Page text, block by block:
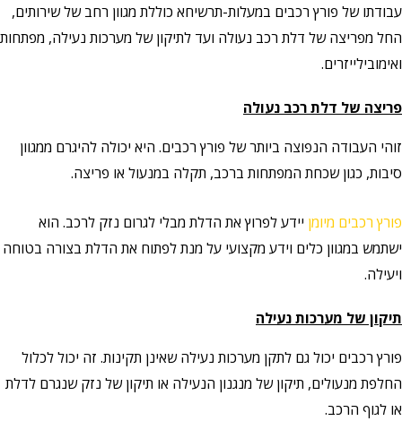
עבודתו של פורץ רכבים במעלות-תרשיחא כוללת מגוון רחב של שירותים,
החל מפריצה של דלת רכב נעולה ועד לתיקון של מערכות נעילה, מפתחות
ואימובילייזרים.
פריצה של דלת רכב נעולה
זוהי העבודה הנפוצה ביותר של פורץ רכבים. היא יכולה להיגרם ממגוון
סיבות, כגון שכחת המפתחות ברכב, תקלה במנעול או פריצה.
פורץ רכבים מיומן יידע לפרוץ את הדלת מבלי לגרום נזק לרכב. הוא
ישתמש במגוון כלים וידע מקצועי על מנת לפתוח את הדלת בצורה בטוחה
ויעילה.
תיקון של מערכות נעילה
פורץ רכבים יכול גם לתקן מערכות נעילה שאינן תקינות. זה יכול לכלול
החלפת מנעולים, תיקון של מנגנון הנעילה או תיקון של נזק שנגרם לדלת
או לגוף הרכב.